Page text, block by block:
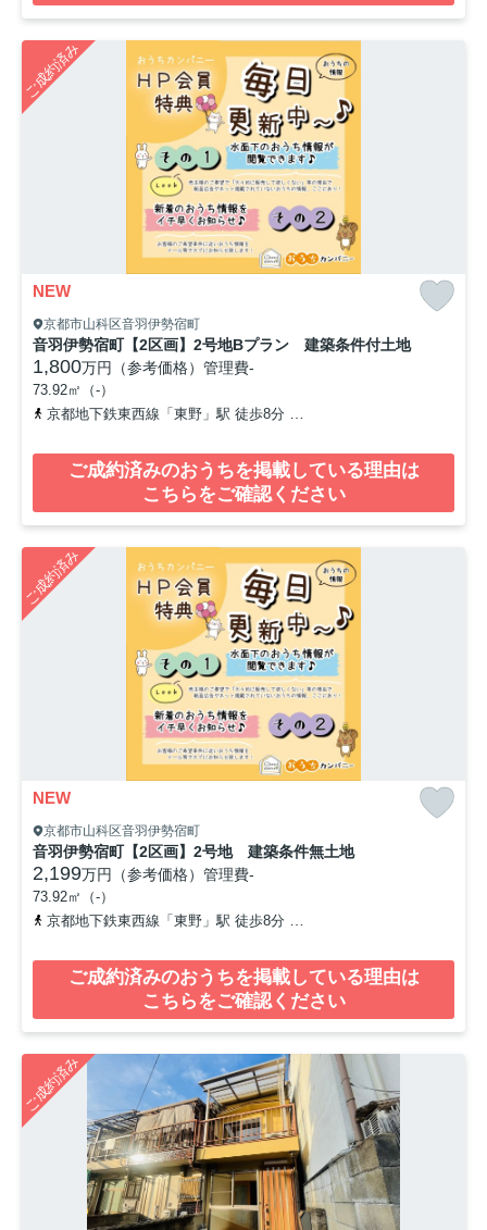
ご成約済み
NEW
京都市山科区音羽伊勢宿町
音羽伊勢宿町【2区画】2号地Bプラン 建築条件付土地
1,800万円（参考価格） 管理費-
73.92㎡（-）
京都地下鉄東西線「東野」駅 徒歩8分
ご成約済みのおうちを掲載している理由は
こちらをご確認ください
ご成約済み
NEW
京都市山科区音羽伊勢宿町
音羽伊勢宿町【2区画】2号地 建築条件無土地
2,199万円（参考価格） 管理費-
73.92㎡（-）
京都地下鉄東西線「東野」駅 徒歩8分
ご成約済みのおうちを掲載している理由は
こちらをご確認ください
ご成約済み